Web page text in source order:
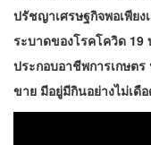
ปรัชญาเศรษฐกิจพอเพีย
ระบาดของโรคโควิด 19
ประกอบอาชีพการเกษตร
ขาย มีอยู่มีกินอย่างไม่เดื